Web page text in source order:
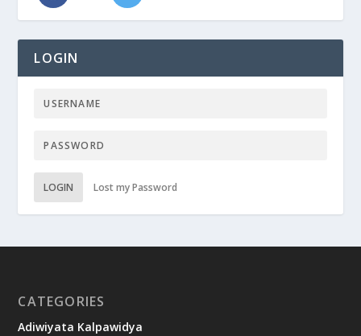
LOGIN
LOGIN Lost my Password
CATEGORIES
Adiwiyata Kalpawidya